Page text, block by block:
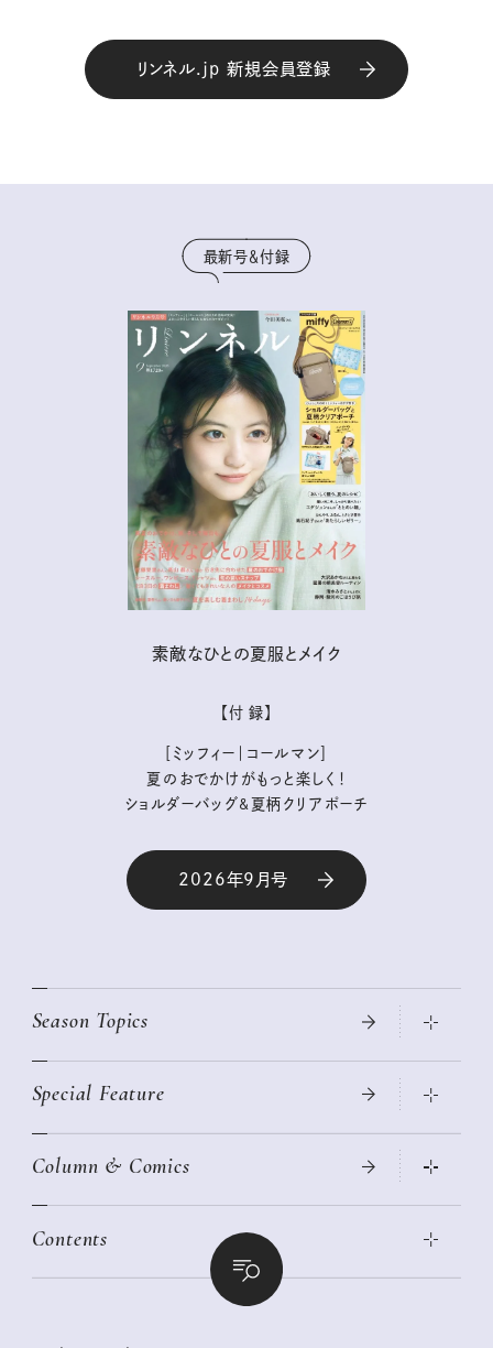
リンネル.jp 新規会員登録
最新号＆付録
素敵なひとの夏服とメイク
【付 録】
［ミッフィー｜コールマン］
夏のおでかけがもっと楽しく！
ショルダーバッグ&夏柄クリアポーチ
2026年9月号
Season Topics
真夏のひんやりグッズ 2026
ニトリ・イケア・無印良品で賢くおしゃれなインテリア
絶品、お餅レシピ大集合！
世界のサンタさんに会って来た！
Special Feature
2026年春夏 トレンドファッションニュース
女子旅おすすめスポット 暮らすように心地いいリンネル旅ガイ
幸せな老後のための リンネルマネー講座
Column & Comics
ぐれいさん
明日もいい日になりますように
清水みさとの食いしんぼう寄り道サウナ
Contents
リンネルおしゃれファッションスナップ
リンネル暮らし部